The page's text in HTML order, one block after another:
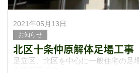
2021年05月13日
お知らせ
北区十条仲原解体足場工事
足立区、北区を中心に一般住宅の足